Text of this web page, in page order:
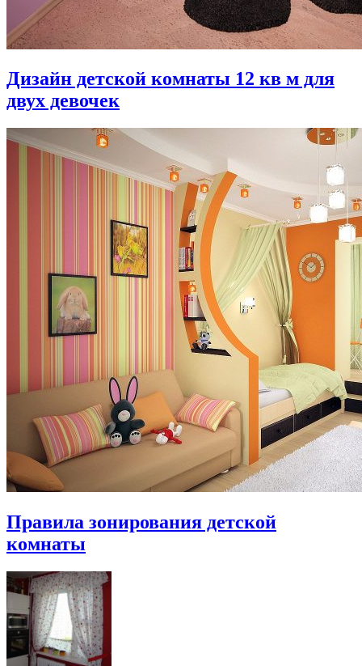
Дизайн детской комнаты 12 кв м для
двух девочек
Правила зонирования детской
комнаты